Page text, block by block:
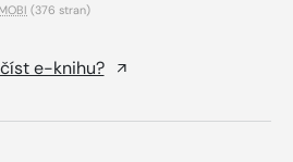
MOBI (376 stran)
e-knihu?